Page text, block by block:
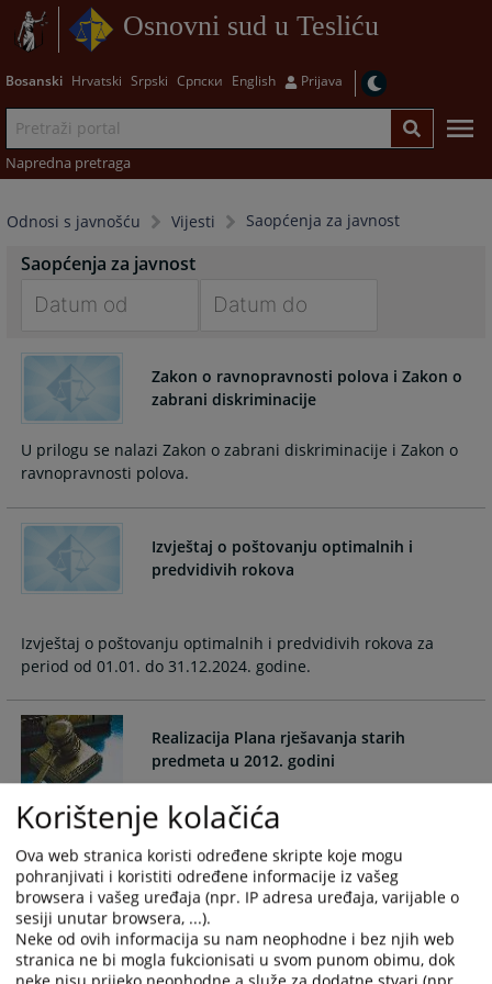
Osnovni sud u Tesliću
Bosanski Hrvatski Srpski Српски English Prijava
Napredna pretraga
Odnosi s javnošću Vijesti Saopćenja za javnost
Saopćenja za javnost
forward
interact
the
calendar
and
select
question
mark
key
to
get
the
keyboard
shortcuts
for
changing
dates.
to
the
and
a
date.
question
mark
key
to
get
keyboard
shortcuts
for
changing
dates.
Zakon o ravnopravnosti polova i Zakon o
zabrani diskriminacije
U prilogu se nalazi Zakon o zabrani diskriminacije i Zakon o
ravnopravnosti polova.
Izvještaj o poštovanju optimalnih i
predvidivih rokova
Izvještaj o poštovanju optimalnih i predvidivih rokova za
period od 01.01. do 31.12.2024. godine.
Realizacija Plana rješavanja starih
predmeta u 2012. godini
Od ukupnog broja starih predmeta sadržanih u planu za
2012. godinu u Osnovnom sudu u Tesliću riješeno je 63%.
Istek mandata dodatnom sudiji
Mandat dodatnog sudije Aladina Mujkanović u Osnovnom
Korištenje kolačića
Ova web stranica koristi određene skripte koje mogu
pohranjivati i koristiti određene informacije iz vašeg
browsera i vašeg uređaja (npr. IP adresa uređaja, varijable o
sesiji unutar browsera, ...).
Neke od ovih informacija su nam neophodne i bez njih web
stranica ne bi mogla fukcionisati u svom punom obimu, dok